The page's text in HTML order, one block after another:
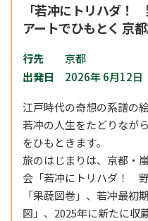
「若冲にトリハダ！
アートでひもとく 京
行先
京都
出発日
2026年 6月12
江戸時代の奇想の系譜の
若冲の人生をたどりなが
をひもときます。
旅のはじまりは、京都・
会「若冲にトリハダ！ 野
「果蔬図巻」、若冲最初
図」、2025年に新たに収